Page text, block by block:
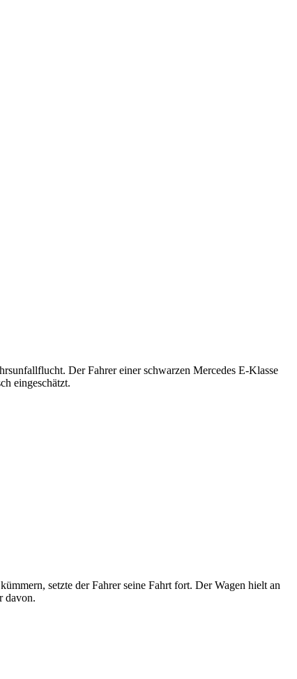
Der Fahrer einer schwarzen Mercedes E-Klasse
eingeschätzt.
setzte der Fahrer seine Fahrt fort. Der Wagen hielt an
davon.